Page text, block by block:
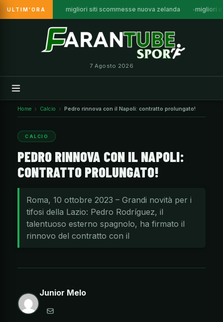
ULTIM'ORA migliori siti scommesse nuova zelanda migliori
7 Agosto 2026
Home Calcio Pedro rinnova con il Napoli: contratto prolungato!
CALCIO
PEDRO RINNOVA CON IL NAPOLI:
CONTRATTO PROLUNGATO!
Roma, 10 ottobre 2023 – Grandi novità per i
tifosi della Lazio: Pedro Rodríguez, il
talentuoso esterno spagnolo, ha firmato il
rinnovo del contratto con il
Junior Melo